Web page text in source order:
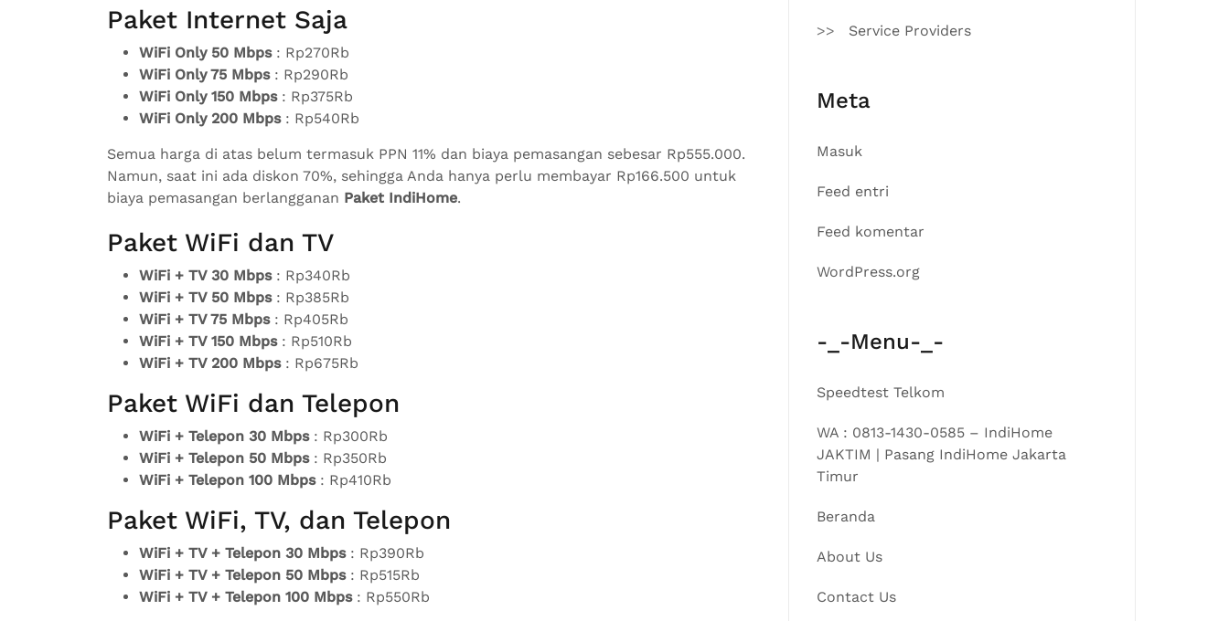
Paket Internet Saja
WiFi Only 50 Mbps: Rp270Rb
WiFi Only 75 Mbps: Rp290Rb
WiFi Only 150 Mbps: Rp375Rb
WiFi Only 200 Mbps: Rp540Rb
Semua harga di atas belum termasuk PPN 11% dan biaya pemasangan sebesar Rp555.000.
Namun, saat ini ada diskon 70%, sehingga Anda hanya perlu membayar Rp166.500 untuk
biaya pemasangan berlangganan Paket IndiHome.
Paket WiFi dan TV
WiFi + TV 30 Mbps: Rp340Rb
WiFi + TV 50 Mbps: Rp385Rb
WiFi + TV 75 Mbps: Rp405Rb
WiFi + TV 150 Mbps: Rp510Rb
WiFi + TV 200 Mbps: Rp675Rb
Paket WiFi dan Telepon
WiFi + Telepon 30 Mbps: Rp300Rb
WiFi + Telepon 50 Mbps: Rp350Rb
WiFi + Telepon 100 Mbps: Rp410Rb
Paket WiFi, TV, dan Telepon
WiFi + TV + Telepon 30 Mbps: Rp390Rb
WiFi + TV + Telepon 50 Mbps: Rp515Rb
WiFi + TV + Telepon 100 Mbps: Rp550Rb
Service Providers
Meta
Masuk
Feed entri
Feed komentar
WordPress.org
-_-Menu-_-
Speedtest Telkom
WA : 0813-1430-0585 – IndiHome
JAKTIM | Pasang IndiHome Jakarta
Timur
Beranda
About Us
Contact Us